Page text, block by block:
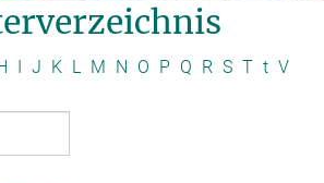
I J K L M N O P Q R S T t V